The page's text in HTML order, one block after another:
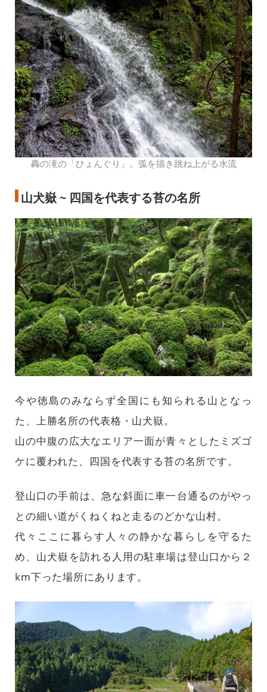
轟の滝の「ひょんぐり」。弧を描き跳ね上がる水流
山犬嶽 ~ 四国を代表する苔の名所
今や徳島のみならず全国にも知られる山となっ
た、上勝名所の代表格・山犬嶽。
山の中腹の広大なエリア一面が青々としたミズゴ
ケに覆われた、四国を代表する苔の名所です。
登山口の手前は、急な斜面に車一台通るのがやっ
との細い道がくねくねと走るのどかな山村。
代々ここに暮らす人々の静かな暮らしを守るた
め、山犬嶽を訪れる人用の駐車場は登山口から２
km下った場所にあります。